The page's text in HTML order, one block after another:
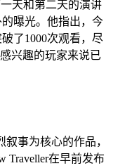
天和第二天的演讲
曝光。他指出，今
了1000次观看，尽
兴趣的玩家来说已
事为核心的作品，
Traveller在早前发布